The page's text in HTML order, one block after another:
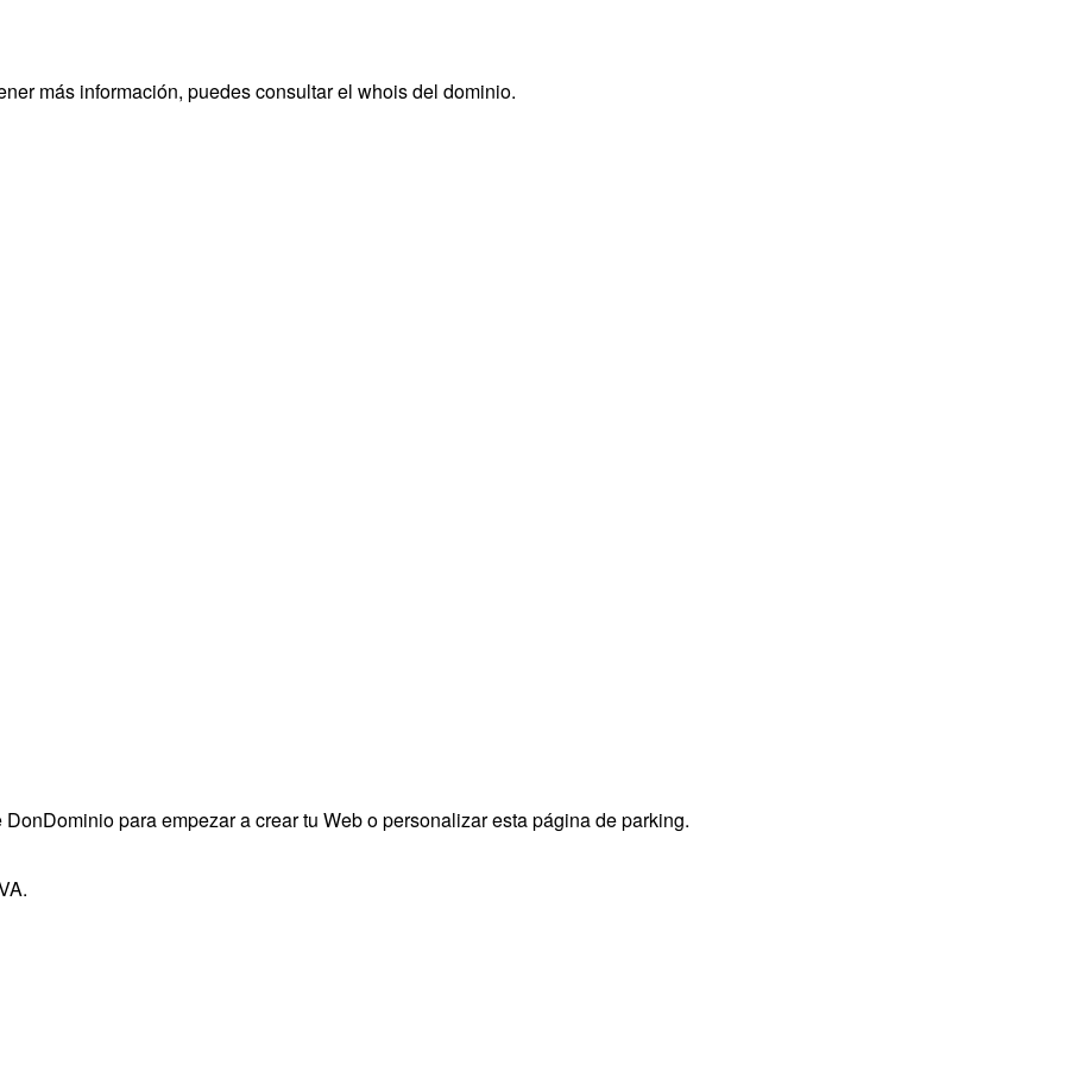
más información, puedes consultar el whois del dominio.
para empezar a crear tu Web o personalizar esta página de parking.